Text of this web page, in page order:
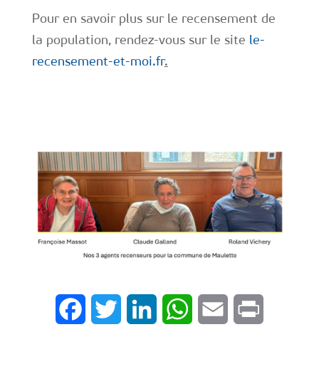
Pour en savoir plus sur le recensement de
la population, rendez-vous sur le site le-
recensement-et-moi.fr.
FacebookTwitter LinkedIn WhatsAppEmail